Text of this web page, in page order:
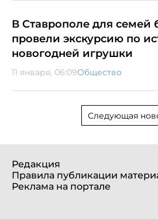
В Ставрополе для семей
провели экскурсию по
новогодней игрушки
11 января, 06:09Общество
Следующая
Редакция
Правила публикации
Реклама на портале